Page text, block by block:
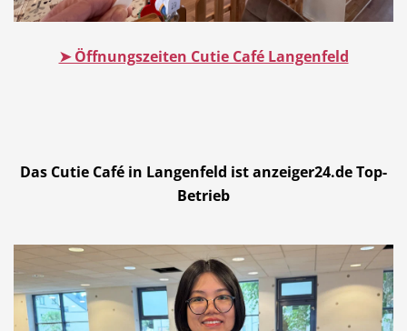
➤ Öffnungszeiten Cutie Café Langenfeld
Das Cutie Café in Langenfeld ist anzeiger24.de Top-
Betrieb